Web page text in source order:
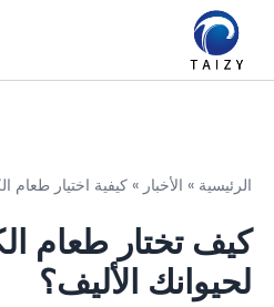
الرئيسية » الأخبار » كيفية اختيار طعام
كيف تختار طعام
لحيوانك الأليف؟